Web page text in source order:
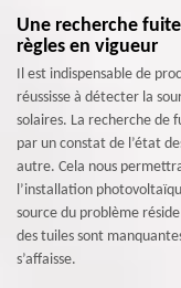
Une recherche
règles en vigueur
Il est indispensable de
réussisse à détecter la
solaires. La recherche de
par un constat de l’état
autre. Cela nous
l’installation
source du problème
des tuiles sont
s’affaisse.